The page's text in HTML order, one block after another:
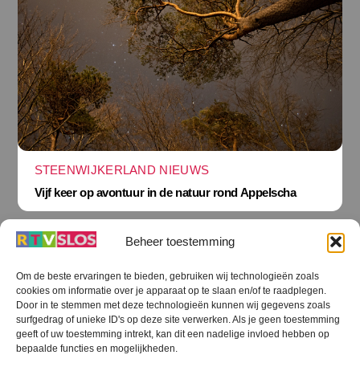
Beheer toestemming
Om de beste ervaringen te bieden, gebruiken wij technologieën zoals
cookies om informatie over je apparaat op te slaan en/of te raadplegen.
Door in te stemmen met deze technologieën kunnen wij gegevens zoals
surfgedrag of unieke ID's op deze site verwerken. Als je geen toestemming
geeft of uw toestemming intrekt, kan dit een nadelige invloed hebben op
bepaalde functies en mogelijkheden.
STEENWIJKERLAND NIEUWS
Vijf keer op avontuur in de natuur rond Appelscha
Terug
naar
boven
RTV SLOS